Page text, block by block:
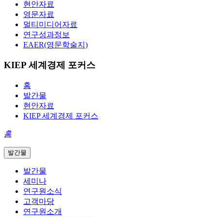
현안자료
영문자료
멀티미디어자료
연구성과정보
EAER(영문학술지)
KIEP 세계경제 포커스
홈
발간물
현안자료
KIEP 세계경제 포커스
홈
발간물
발간물
세미나
연구원소식
고객마당
연구원소개